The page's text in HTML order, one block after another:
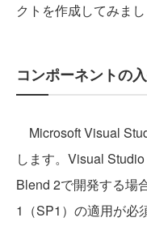
クトを作成してみまし
コンポーネントの
Microsoft Visual
します。Visual
Blend 2で開発する場
1（SP1）の適用が必